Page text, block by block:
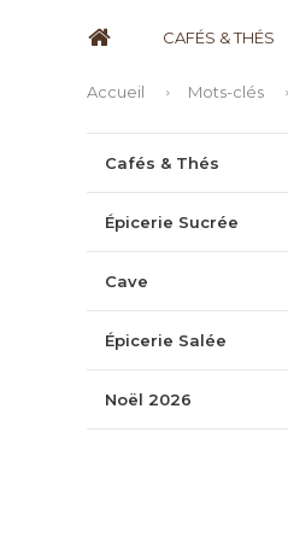
CAFÉS & THÉS
Accueil Mots-clés
Cafés & Thés
Épicerie Sucrée
Cave
Épicerie Salée
Noël 2026